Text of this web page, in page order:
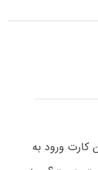
کارت ورود به